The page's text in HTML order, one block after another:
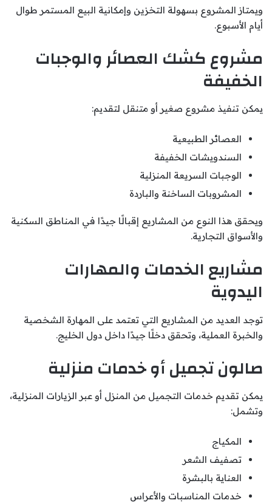
ويمتاز المشروع بسهولة التخزين وإمكانية البيع المستمر طوال
أيام الأسبوع.
مشروع كشك العصائر والوجبات
الخفيفة
يمكن تنفيذ مشروع صغير أو متنقل لتقديم:
العصائر الطبيعية
السندويشات الخفيفة
الوجبات السريعة المنزلية
المشروبات الساخنة والباردة
ويحقق هذا النوع من المشاريع إقبالًا جيدًا في المناطق السكنية
والأسواق التجارية.
مشاريع الخدمات والمهارات
اليدوية
توجد العديد من المشاريع التي تعتمد على المهارة الشخصية
والخبرة العملية، وتحقق دخلًا جيدًا داخل دول الخليج.
صالون تجميل أو خدمات منزلية
يمكن تقديم خدمات التجميل من المنزل أو عبر الزيارات المنزلية،
وتشمل:
المكياج
تصفيف الشعر
العناية بالبشرة
خدمات المناسبات والأعراس